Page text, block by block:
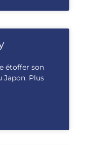
étoffer son
Japon. Plus